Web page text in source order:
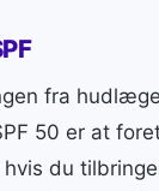
fra
50 er at
du